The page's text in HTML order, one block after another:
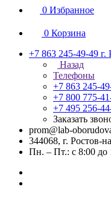
0 Избранное
0 Корзина
+7 863 245-49-49 г.
Назад
Телефоны
+7 863 245-
+7 800 775-
+7 495 256-
Заказать
prom@lab-
344068, г. Ростов-
Пн. – Пт.: с 8:00 до